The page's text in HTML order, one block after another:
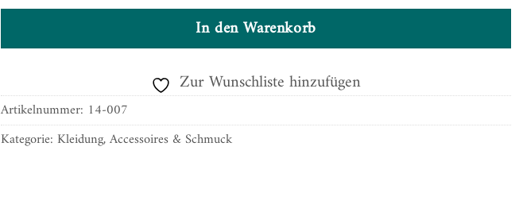
In den Warenkorb
Zur Wunschliste hinzufügen
Artikelnummer: 14-007
Kategorie: Kleidung, Accessoires & Schmuck